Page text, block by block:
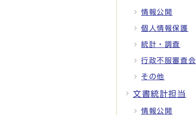
情報公開
個人情報保護
統計・調査
行政不服審査会
その他
文書統計担当
情報公開